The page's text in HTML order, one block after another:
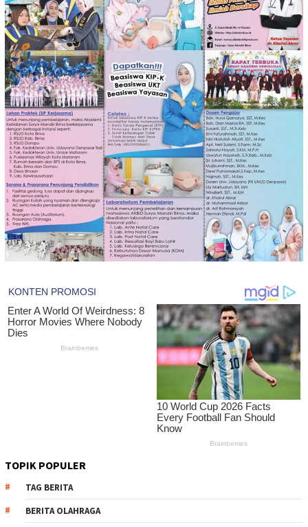
TOPIK POPULER
TAG BERITA
BERITA OLAHRAGA